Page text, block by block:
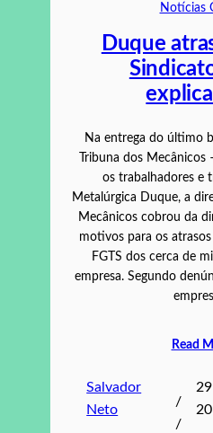
Notícias
Duque
Na entrega do último
Tribuna dos Mecânicos
os trabalhadores e
Metalúrgica Duque, a
Mecânicos cobrou da
motivos para os
FGTS dos cerca de
empresa. Segundo
Read
Salvador
Neto
/
/